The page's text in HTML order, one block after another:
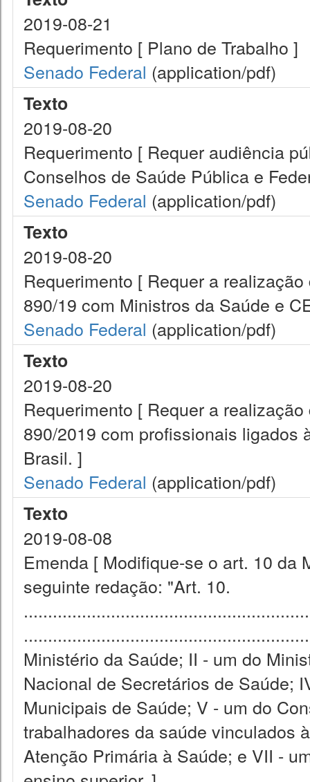
2019-08-21
Requerimento [ Plano de Trabalho ]
Senado Federal (application/pdf)
Texto
2019-08-20
Requerimento [ Requer audiência
Conselhos de Saúde Pública e
Senado Federal (application/pdf)
Texto
2019-08-20
Requerimento [ Requer a
890/19 com Ministros da Saúde e
Senado Federal (application/pdf)
Texto
2019-08-20
Requerimento [ Requer a
890/2019 com profissionais ligados
Brasil. ]
Senado Federal (application/pdf)
Texto
2019-08-08
Emenda [ Modifique-se o art. 10 da
seguinte redação: "Art. 10.
Ministério da Saúde; II - um do
Nacional de Secretários de Saúde;
Municipais de Saúde; V - um do
trabalhadores da saúde vinculados
Atenção Primária à Saúde; e VII -